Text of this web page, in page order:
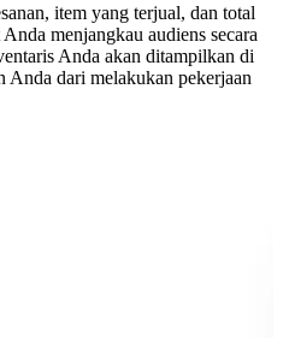
item yang terjual, dan total
menjangkau audiens secara
Anda akan ditampilkan di
Anda dari melakukan pekerjaan